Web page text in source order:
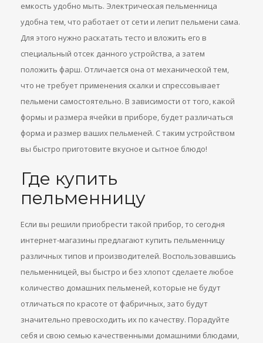
емкость удобно мыть. Электрическая пельменница
удобна тем, что работает от сети и лепит пельмени сама.
Для этого нужно раскатать тесто и вложить его в
специальный отсек данного устройства, а затем
положить фарш. Отличается она от механической тем,
что не требует применения скалки и спрессовывает
пельмени самостоятельно. В зависимости от того, какой
формы и размера ячейки в приборе, будет различаться
форма и размер ваших пельменей. С таким устройством
вы быстро приготовите вкусное и сытное блюдо!
Где купить
пельменницу
Если вы решили приобрести такой прибор, то сегодня
интернет-магазины предлагают купить пельменницу
различных типов и производителей. Воспользовавшись
пельменницей, вы быстро и без хлопот сделаете любое
количество домашних пельменей, которые не будут
отличаться по красоте от фабричных, зато будут
значительно превосходить их по качеству. Порадуйте
себя и свою семью качественными домашними блюдами,